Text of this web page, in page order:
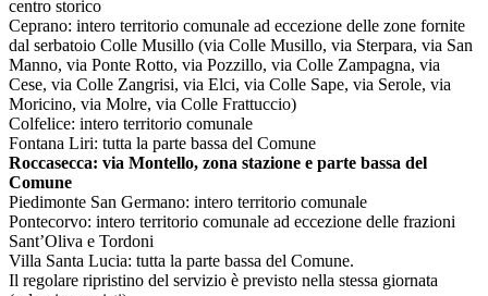
centro storico
Ceprano: intero territorio comunale ad eccezione delle zone fornite
dal serbatoio Colle Musillo (via Colle Musillo, via Sterpara, via San
Manno, via Ponte Rotto, via Pozzillo, via Colle Zampagna, via
Cese, via Colle Zangrisi, via Elci, via Colle Sape, via Serole, via
Moricino, via Molre, via Colle Frattuccio)
Colfelice: intero territorio comunale
Fontana Liri: tutta la parte bassa del Comune
Roccasecca: via Montello, zona stazione e parte bassa del
Comune
Piedimonte San Germano: intero territorio comunale
Pontecorvo: intero territorio comunale ad eccezione delle frazioni
Sant’Oliva e Tordoni
Villa Santa Lucia: tutta la parte bassa del Comune.
Il regolare ripristino del servizio è previsto nella stessa giornata